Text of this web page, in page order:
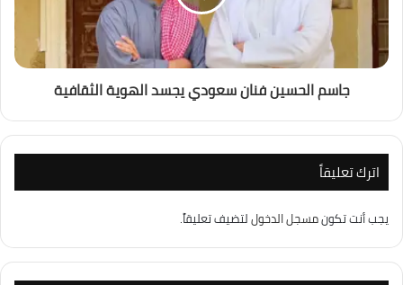
جاسم الحسين فنان سعودي يجسد الهوية الثقافية
اترك تعليقاً
يجب أنت تكونمسجل الدخوللتضيف تعليقاً.